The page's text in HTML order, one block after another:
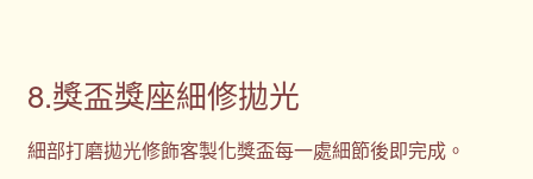
8.獎盃獎座細修拋光
細部打磨拋光修飾客製化獎盃每一處細節後即完成。